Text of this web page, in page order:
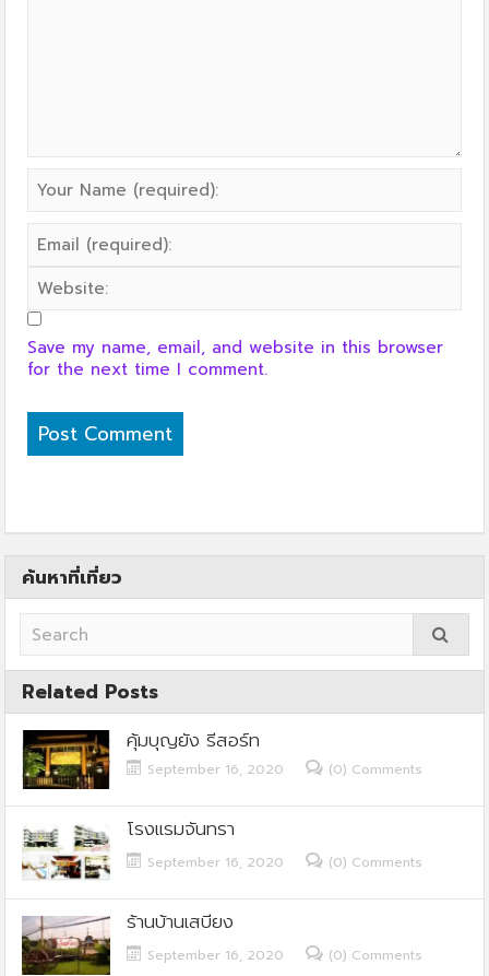
Save my name, email, and website in this browser
for the next time I comment.
ค้นหาที่เที่ยว
Related Posts
คุ้มบุญยัง รีสอร์ท
September 16, 2020 (0) Comments
โรงแรมจันทรา
September 16, 2020 (0) Comments
ร้านบ้านเสบียง
September 16, 2020 (0) Comments